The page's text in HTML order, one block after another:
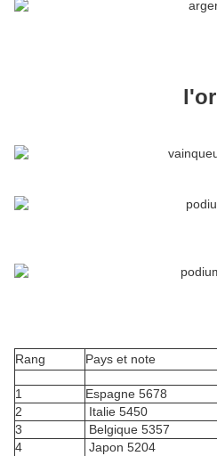
l'or
Rang Pays et note
1
Espagne 5678
2
Italie 5450
3
Belgique 5357
4
Japon 5204